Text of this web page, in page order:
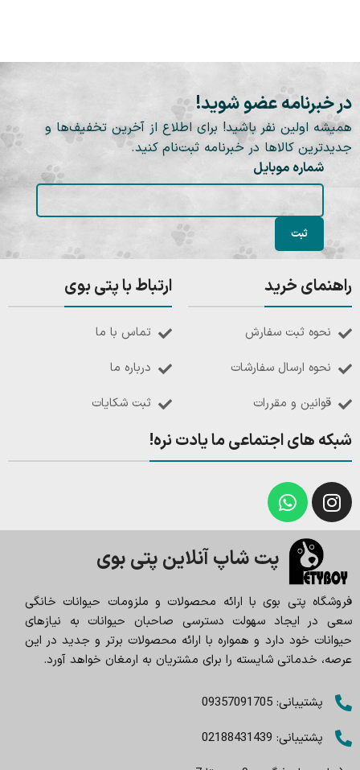
در خبرنامه عضو شوید!
همیشه اولین نفر باشید! برای اطلاع از آخرین تخفیف‌ها و
جدیدترین کالاها در خبرنامه ثبت‌نام کنید.
شماره موبایل
راهنمای خرید
نحوه ثبت سفارش
نحوه ارسال سفارشات
قوانین و مقررات
ارتباط با پتی بوی
تماس با ما
درباره ما
ثبت شکایات
شبکه های اجتماعی ما یادت نره!
پت شاپ آنلاین پتی بوی
فروشگاه پتی بوی با ارائه محصولات و ملزومات حیوانات خانگی
سعی در ایجاد سهولت دسترسی صاحبان حیوانات به نیازهای
حیوانات خود دارد و همواره با ارائه محصولات برتر و جدید در این
عرصه، خدماتی شایسته را برای مشتریان به ارمغان خواهد آورد.
پشتیبانی: 09357091705
پشتیبانی: 02188431439